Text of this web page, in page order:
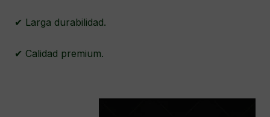
✔ Larga durabilidad.
✔ Calidad premium.